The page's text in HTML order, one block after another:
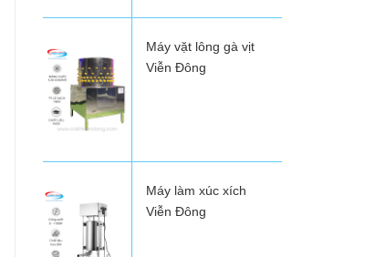
Máy vặt lông gà vịt
Viễn Đông
Máy làm xúc xích
Viễn Đông